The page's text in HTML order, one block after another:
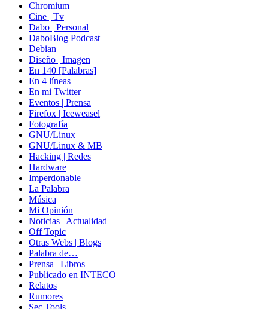
Chromium
Cine | Tv
Dabo | Personal
DaboBlog Podcast
Debian
Diseño | Imagen
En 140 [Palabras]
En 4 líneas
En mi Twitter
Eventos | Prensa
Firefox | Iceweasel
Fotografía
GNU/Linux
GNU/Linux & MB
Hacking | Redes
Hardware
Imperdonable
La Palabra
Música
Mi Opinión
Noticias | Actualidad
Off Topic
Otras Webs | Blogs
Palabra de…
Prensa | Libros
Publicado en INTECO
Relatos
Rumores